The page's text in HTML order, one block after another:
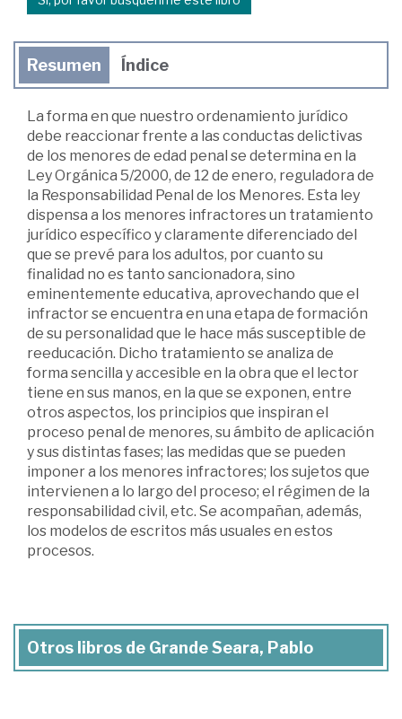
Resumen Índice
La forma en que nuestro ordenamiento jurídico
debe reaccionar frente a las conductas delictivas
de los menores de edad penal se determina en la
Ley Orgánica 5/2000, de 12 de enero, reguladora de
la Responsabilidad Penal de los Menores. Esta ley
dispensa a los menores infractores un tratamiento
jurídico específico y claramente diferenciado del
que se prevé para los adultos, por cuanto su
finalidad no es tanto sancionadora, sino
eminentemente educativa, aprovechando que el
infractor se encuentra en una etapa de formación
de su personalidad que le hace más susceptible de
reeducación. Dicho tratamiento se analiza de
forma sencilla y accesible en la obra que el lector
tiene en sus manos, en la que se exponen, entre
otros aspectos, los principios que inspiran el
proceso penal de menores, su ámbito de aplicación
y sus distintas fases; las medidas que se pueden
imponer a los menores infractores; los sujetos que
intervienen a lo largo del proceso; el régimen de la
responsabilidad civil, etc. Se acompañan, además,
los modelos de escritos más usuales en estos
procesos.
Otros libros de Grande Seara, Pablo